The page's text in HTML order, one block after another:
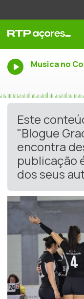
Musica no
Este
"Blogue
encontra
publicação
dos seus